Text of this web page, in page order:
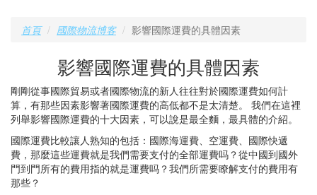
首頁 國際物流博客 影響國際運費的具體因素
影響國際運費的具體因素
剛剛從事國際貿易或者國際物流的新人往往對於國際運費如何計
算，有那些因素影響著國際運費的高低都不是太清楚。 我們在這裡
列舉影響國際運費的十大因素，可以說是最全麵，最具體的介紹。
國際運費比較讓人熟知的包括：國際海運費、空運費、國際快遞
費，那麼這些運費就是我們需要支付的全部運費吗？從中國到國外
門到門所有的費用指的就是運費吗？我們所需要瞭解支付的費用有
那些？